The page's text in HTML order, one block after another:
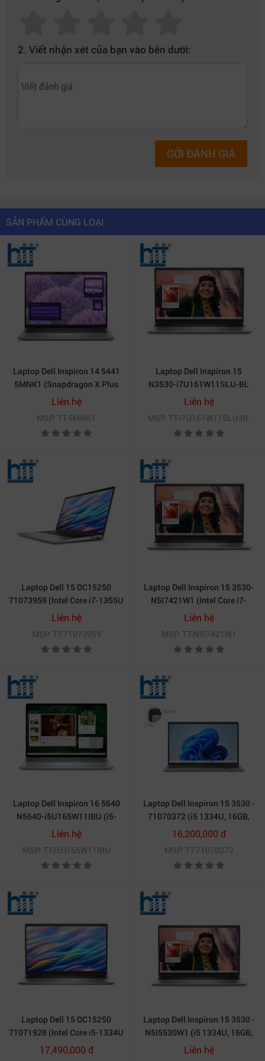
2. Viết nhận xét của bạn vào bên dưới:
GỞI ĐÁNH GIÁ
SẢN PHẨM CÙNG LOẠI
Laptop Dell Inspiron 14 5441
5MNK1 (Snapdragon X Plus
X1P-64-100 | 16GB | 512GB |
Qualcom Adreno | 14 inch
FHD+ | Win 11 | Office 24 |
Xám)
Liên hệ
MSP: TT-5MNK1
Laptop Dell Inspiron 15
N3530-i7U161W11SLU-BL
(Intel Core i7-1355U | 16GB |
1TB | Intel Iris Xe | 15.6 inch
FHD | Win 11 | Office HS24 |
Bạc)
Liên hệ
MSP: TT-I7U161W11SLU-BL
Laptop Dell 15 DC15250
71073959 (Intel Core i7-1355U
| 16GB | 512GB | Intel Graphics
| 15.6 inch FHD IPS | Win 11 |
OfficeHS24+365 | Bạc)
Liên hệ
MSP: TT-71073959
Laptop Dell Inspiron 15 3530-
N5I7421W1 (Intel Core i7-
1355U | 16GB | 512GB | Intel
Iris Xe | 15.6 inch FHD | Win 11
| Office 24 | OS365 | Bạc)
Liên hệ
MSP: TT-N5I7421W1
Laptop Dell Inspiron 16 5640
N5640-i5U165W11IBU (i5-
1334U/ Ram 16GB/ SSD
512GB/ Windows 11 Home/
Office Home 2024/ Microsoft
365 Basic 1Y/ 1Y/ Xanh)
Liên hệ
MSP: TT-I5U165W11IBU
Laptop Dell Inspiron 15 3530 -
71070372 (i5 1334U, 16GB,
512GB, Full HD 120Hz,
OfficeH24+365, Win11)
16,200,000 đ
MSP: TT-71070372
Laptop Dell 15 DC15250
71071928 (Intel Core i5-1334U
| 16GB | 512GB | Intel Graphics
| 15.6 inch FHD IPS | Win 11 |
17,490,000 đ
Laptop Dell Inspiron 15 3530 -
N5I5530W1 (i5 1334U, 16GB,
512GB, Full HD 120Hz,
OfficeH24+365, Win11)
Liên hệ